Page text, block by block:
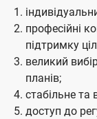
професійні
підтримку
великий
планів;
стабільне та
доступ до